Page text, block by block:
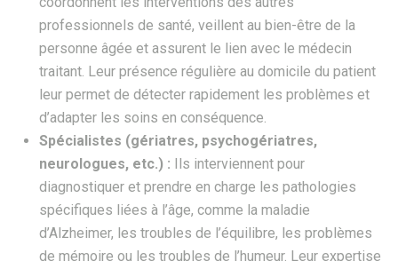
professionnels de santé, veillent au bien-être de la
personne âgée et assurent le lien avec le médecin
traitant. Leur présence régulière au domicile du patient
leur permet de détecter rapidement les problèmes et
d’adapter les soins en conséquence.
Spécialistes (gériatres, psychogériatres,
neurologues, etc.) :
Ils interviennent pour
diagnostiquer et prendre en charge les pathologies
spécifiques liées à l’âge, comme la maladie
d’Alzheimer, les troubles de l’équilibre, les problèmes
de mémoire ou les troubles de l’humeur. Leur expertise